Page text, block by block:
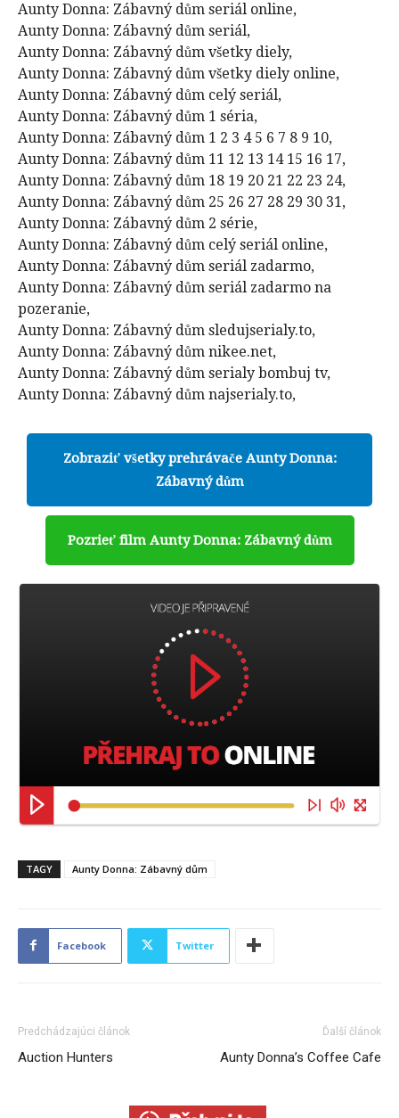
Aunty Donna: Zábavný dům seriál online,
Aunty Donna: Zábavný dům seriál,
Aunty Donna: Zábavný dům všetky diely,
Aunty Donna: Zábavný dům všetky diely online,
Aunty Donna: Zábavný dům celý seriál,
Aunty Donna: Zábavný dům 1 séria,
Aunty Donna: Zábavný dům 1 2 3 4 5 6 7 8 9 10,
Aunty Donna: Zábavný dům 11 12 13 14 15 16 17,
Aunty Donna: Zábavný dům 18 19 20 21 22 23 24,
Aunty Donna: Zábavný dům 25 26 27 28 29 30 31,
Aunty Donna: Zábavný dům 2 série,
Aunty Donna: Zábavný dům celý seriál online,
Aunty Donna: Zábavný dům seriál zadarmo,
Aunty Donna: Zábavný dům seriál zadarmo na
pozeranie,
Aunty Donna: Zábavný dům sledujserialy.to,
Aunty Donna: Zábavný dům nikee.net,
Aunty Donna: Zábavný dům serialy bombuj tv,
Aunty Donna: Zábavný dům najserialy.to,
Zobraziť všetky prehrávače Aunty Donna:
Zábavný dům
Pozrieť film Aunty Donna: Zábavný dům
TAGY Aunty Donna: Zábavný dům
Facebook Twitter
Predchádzajúci článok
Auction Hunters
Ďalší článok
Aunty Donna’s Coffee Cafe